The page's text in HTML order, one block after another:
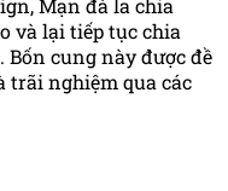
Mạn đà la chia
và lại tiếp tục chia
cung này được đề
trãi nghiệm qua các